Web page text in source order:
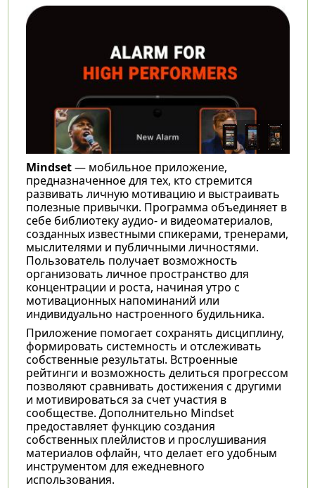
Mindset— мобильное приложение,
предназначенное для тех, кто стремится
развивать личную мотивацию и выстраивать
полезные привычки. Программа объединяет в
себе библиотеку аудио- и видеоматериалов,
созданных известными спикерами, тренерами,
мыслителями и публичными личностями.
Пользователь получает возможность
организовать личное пространство для
концентрации и роста, начиная утро с
мотивационных напоминаний или
индивидуально настроенного будильника.
Приложение помогает сохранять дисциплину,
формировать системность и отслеживать
собственные результаты. Встроенные
рейтинги и возможность делиться прогрессом
позволяют сравнивать достижения с другими
и мотивироваться за счет участия в
сообществе. Дополнительно Mindset
предоставляет функцию создания
собственных плейлистов и прослушивания
материалов офлайн, что делает его удобным
инструментом для ежедневного
использования.